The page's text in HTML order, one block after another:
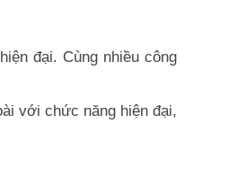
đại. Cùng nhiều công
với chức năng hiện đại,